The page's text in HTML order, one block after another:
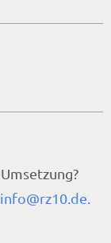
info@rz10.de.